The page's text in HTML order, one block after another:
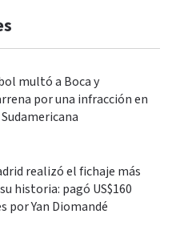
multó a Boca y
por una infracción en
realizó el fichaje más
historia: pagó US$160
por Yan Diomandé